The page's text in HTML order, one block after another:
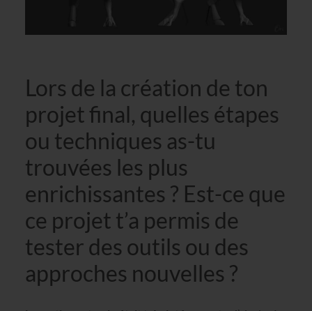
Lors de la création de ton
projet final, quelles étapes
ou techniques as-tu
trouvées les plus
enrichissantes ? Est-ce que
ce projet t’a permis de
tester des outils ou des
approches nouvelles ?